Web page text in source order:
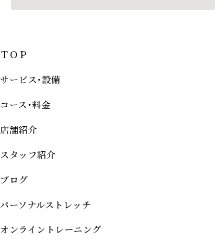
ＴＯＰ
サービス･設備
コース･料金
店舗紹介
スタッフ紹介
ブログ
パーソナルストレッチ
オンライントレーニング